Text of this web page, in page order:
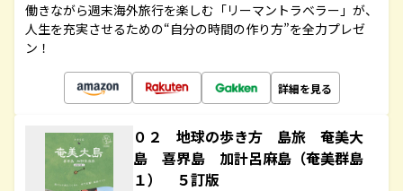
働きながら週末海外旅行を楽しむ「リーマントラベラー」が、
人生を充実させるための“自分の時間の作り方”を全力プレゼ
ン！
詳細を見る
０２ 地球の歩き方 島旅 奄美大
島 喜界島 加計呂麻島（奄美群島
１） ５訂版